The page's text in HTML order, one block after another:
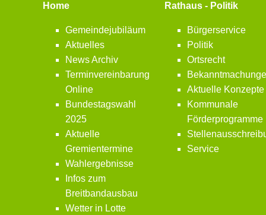
Home
Gemeindejubiläum
Aktuelles
News Archiv
Terminvereinbarung
Online
Bundestagswahl
2025
Aktuelle
Gremientermine
Wahlergebnisse
Infos zum
Breitbandausbau
Wetter in Lotte
Rathaus - Politik
Bürgerservice
Politik
Ortsrecht
Aktuelle Konzepte
Kommunale
Förderprogramme
Service